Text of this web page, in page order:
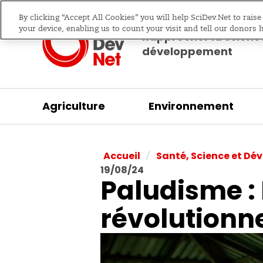
Rapprocher la
développement
Agriculture Environnement
Accueil / Santé, Science et
19/08/24
Paludisme :
By clicking “Accept All Cookies” you will help SciDev.Net to
your device, enabling us to count your visit and tell our donors